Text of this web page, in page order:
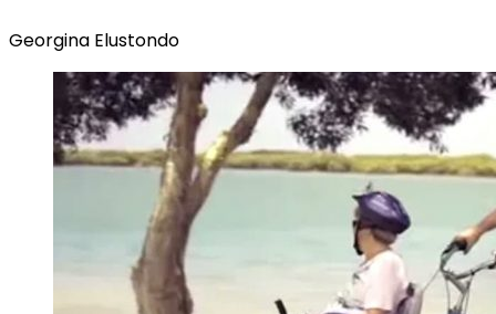
Georgina Elustondo